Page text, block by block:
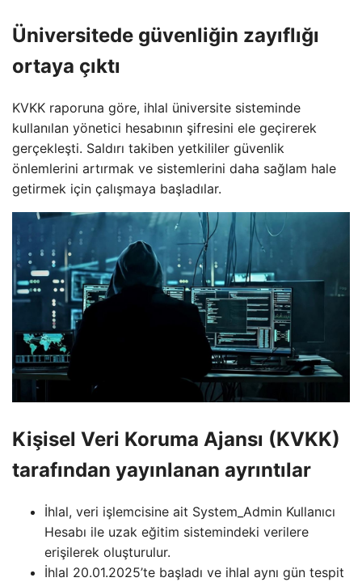
Üniversitede güvenliğin zayıflığı
ortaya çıktı
KVKK raporuna göre, ihlal üniversite sisteminde
kullanılan yönetici hesabının şifresini ele geçirerek
gerçekleşti. Saldırı takiben yetkililer güvenlik
önlemlerini artırmak ve sistemlerini daha sağlam hale
getirmek için çalışmaya başladılar.
Kişisel Veri Koruma Ajansı (KVKK)
tarafından yayınlanan ayrıntılar
İhlal, veri işlemcisine ait System_Admin Kullanıcı
Hesabı ile uzak eğitim sistemindeki verilere
erişilerek oluşturulur.
İhlal 20.01.2025’te başladı ve ihlal aynı gün tespit